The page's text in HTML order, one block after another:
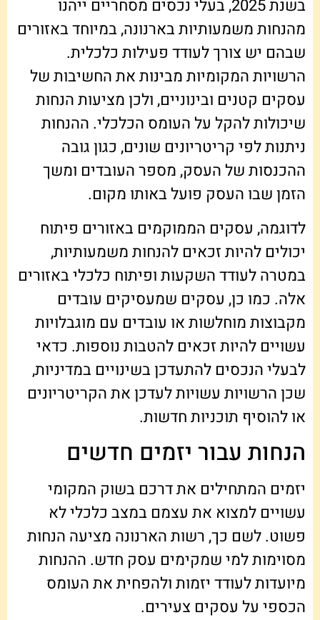
בשנת 2025, בעלי נכסים מסחריים ייהנו
מהנחות משמעותיות בארנונה, במיוחד באזורים
שבהם יש צורך לעודד פעילות כלכלית.
הרשויות המקומיות מבינות את החשיבות של
עסקים קטנים ובינוניים, ולכן מציעות הנחות
שיכולות להקל על העומס הכלכלי. ההנחות
ניתנות לפי קריטריונים שונים, כגון גובה
ההכנסות של העסק, מספר העובדים ומשך
הזמן שבו העסק פועל באותו מקום.
לדוגמה, עסקים הממוקמים באזורים פיתוח
יכולים להיות זכאים להנחות משמעותיות,
במטרה לעודד השקעות ופיתוח כלכלי באזורים
אלה. כמו כן, עסקים שמעסיקים עובדים
מקבוצות מוחלשות או עובדים עם מוגבלויות
עשויים להיות זכאים להטבות נוספות. כדאי
לבעלי הנכסים להתעדכן בשינויים במדיניות,
שכן הרשויות עשויות לעדכן את הקריטריונים
או להוסיף תוכניות חדשות.
הנחות עבור יזמים חדשים
יזמים המתחילים את דרכם בשוק המקומי
עשויים למצוא את עצמם במצב כלכלי לא
פשוט. לשם כך, רשות הארנונה מציעה הנחות
מסוימות למי שמקימים עסק חדש. ההנחות
מיועדות לעודד יזמות ולהפחית את העומס
הכספי על עסקים צעירים.